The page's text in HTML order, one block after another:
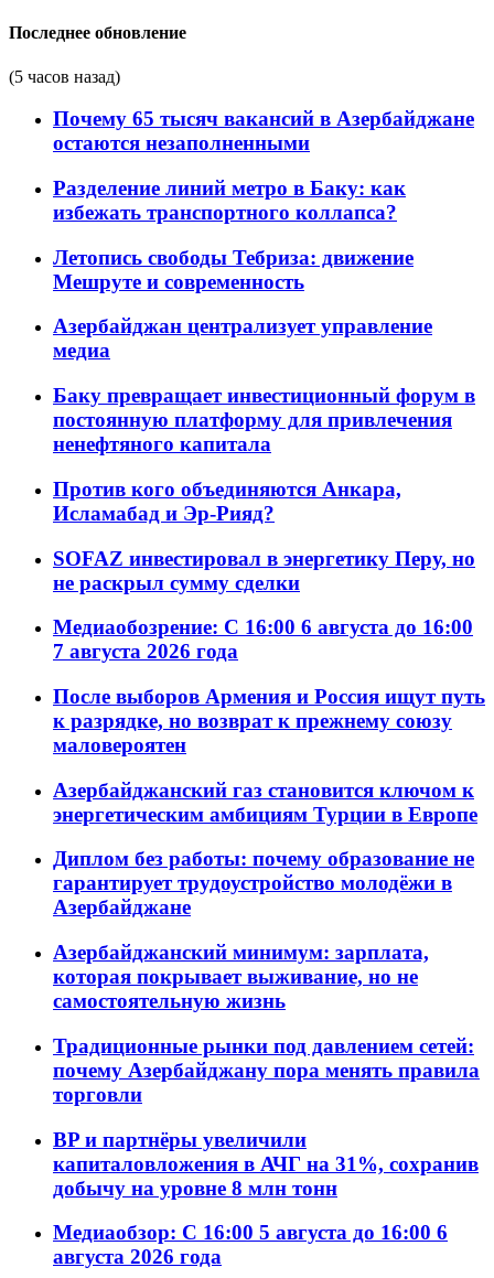
Последнее обновление
(5 часов назад)
Почему 65 тысяч вакансий в Азербайджане
остаются незаполненными
Разделение линий метро в Баку: как
избежать транспортного коллапса?
Летопись свободы Тебриза: движение
Мешруте и современность
Азербайджан централизует управление
медиа
Баку превращает инвестиционный форум в
постоянную платформу для привлечения
ненефтяного капитала
Против кого объединяются Анкара,
Исламабад и Эр-Рияд?
SOFAZ инвестировал в энергетику Перу, но
не раскрыл сумму сделки
Медиаобозрение: С 16:00 6 августа до 16:00
7 августа 2026 года
После выборов Армения и Россия ищут путь
к разрядке, но возврат к прежнему союзу
маловероятен
Азербайджанский газ становится ключом к
энергетическим амбициям Турции в Европе
Диплом без работы: почему образование не
гарантирует трудоустройство молодёжи в
Азербайджане
Азербайджанский минимум: зарплата,
которая покрывает выживание, но не
самостоятельную жизнь
Традиционные рынки под давлением сетей:
почему Азербайджану пора менять правила
торговли
BP и партнёры увеличили
капиталовложения в АЧГ на 31%, сохранив
добычу на уровне 8 млн тонн
Медиаобзор: С 16:00 5 августа до 16:00 6
августа 2026 года